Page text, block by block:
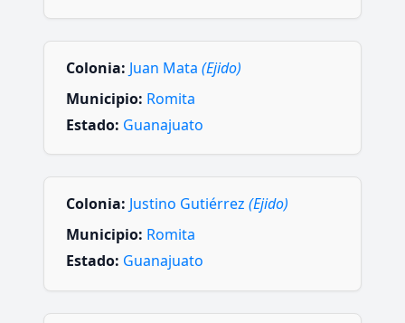
Colonia: Juan Mata (Ejido)
Municipio: Romita
Estado: Guanajuato
Colonia: Justino Gutiérrez (Ejido)
Municipio: Romita
Estado: Guanajuato